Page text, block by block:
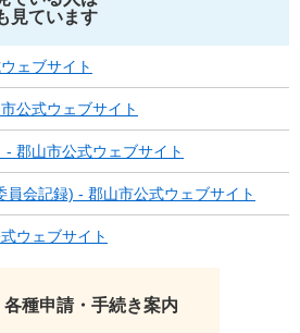
見ています
ェブサイト
公式ウェブサイト
郡山市公式ウェブサイト
会記録) - 郡山市公式ウェブサイト
ウェブサイト
各種申請・手続き案内